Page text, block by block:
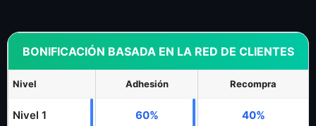
BONIFICACIÓN BASADA EN LA RED DE CLIENTES
Nivel Adhesión Recompra
Nivel 1 60% 40%